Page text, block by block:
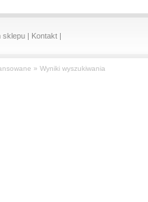
sklepu | Kontakt |
» Wyniki wyszukiwania